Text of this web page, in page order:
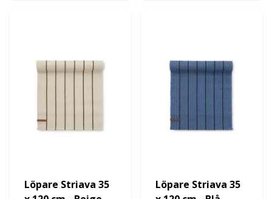
Löpare Striava 35
Löpare Striava 35